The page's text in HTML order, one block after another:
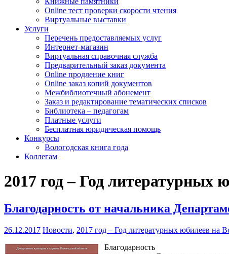
Online тест проверки скорости чтения
Виртуальные выставки
Услуги
Перечень предоставляемых услуг
Интернет-магазин
Виртуальная справочная служба
Предварительный заказ документа
Online продление книг
Online заказ копий документов
Межбиблиотечный абонемент
Заказ и редактирование тематических списков
Библиотека – педагогам
Платные услуги
Бесплатная юридическая помощь
Конкурсы
Вологодская книга года
Коллегам
2017 год – Год литературных
Благодарность от начальника
26.12.2017 Новости, 2017 год – Год литературных юбилеев на
Благодарность